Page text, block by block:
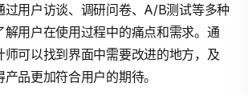
过用户访谈、调研问卷、A/B测试等多种
解用户在使用过程中的痛点和需求。通
师可以找到界面中需要改进的地方，及
品更加符合用户的期待。